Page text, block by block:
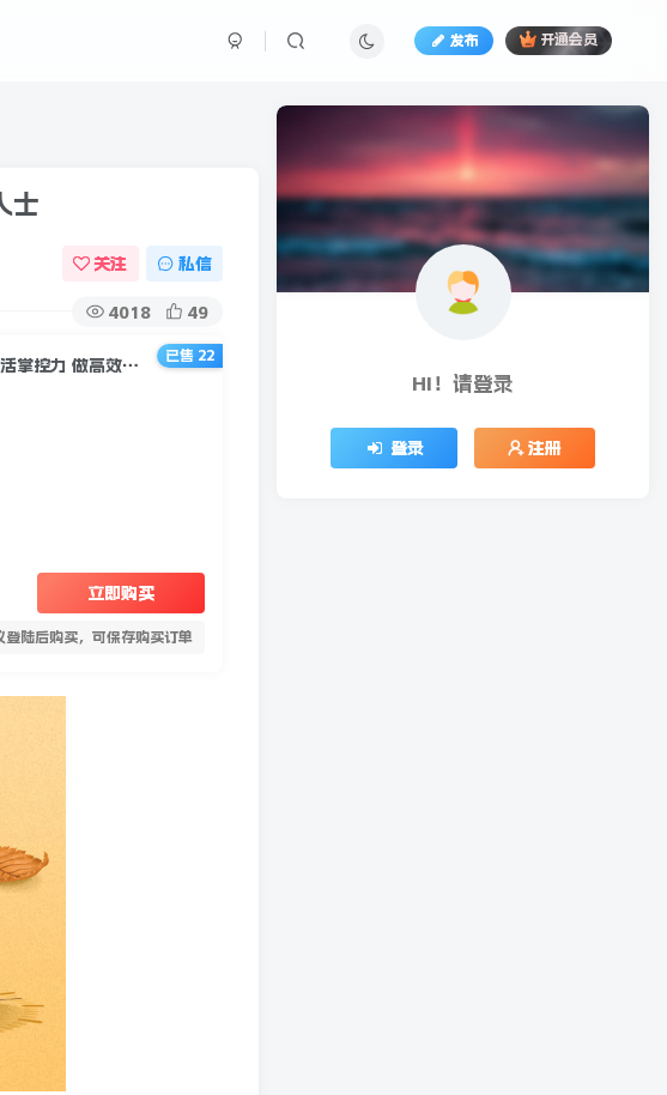
发布 开通会员
士
关注 私信
4018 49
（2493期）《时间管理的5把金钥匙》提升你的时间和生活掌控力 做高效能人士
立即购买
登陆后购买，可保存购买订单
已售 22
HI！请登录
登录 注册